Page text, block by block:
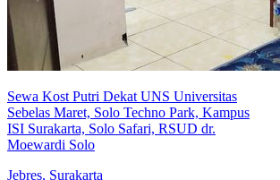
Sewa Kost Putri Dekat UNS Universitas
Sebelas Maret, Solo Techno Park, Kampus
ISI Surakarta, Solo Safari, RSUD dr.
Moewardi Solo
Jebres, Surakarta